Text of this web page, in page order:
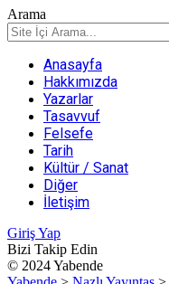
Arama
Anasayfa
Hakkımızda
Yazarlar
Tasavvuf
Felsefe
Tarih
Kültür / Sanat
Diğer
İletişim
Giriş Yap
Bizi Takip Edin
© 2024 Yabende